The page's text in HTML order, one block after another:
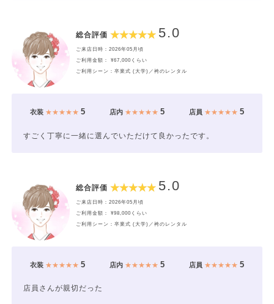
総合評価 5.0
ご来店日時：2026年05月頃
ご利用金額： ¥67,000くらい
ご利用シーン：卒業式 (大学)／袴のレンタル
衣装★★★★★ 5 店内★★★★★ 5 店員 ★★★★★5
すごく丁寧に一緒に選んでいただけて良かったです。
総合評価 5.0
ご来店日時：2026年05月頃
ご利用金額： ¥98,000くらい
ご利用シーン：卒業式 (大学)／袴のレンタル
衣装★★★★★ 5 店内★★★★★ 5 店員 ★★★★★5
店員さんが親切だった